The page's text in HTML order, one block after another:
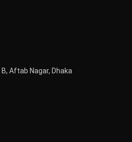
Aftab Nagar, Dhaka